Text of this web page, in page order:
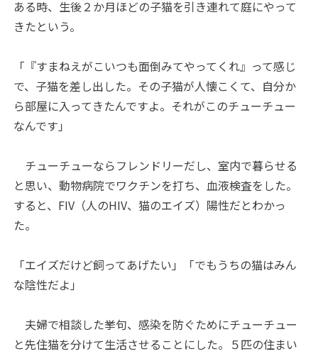
ある時、生後２か月ほどの子猫を引き連れて庭にやって
きたという。
「『すまねえがこいつも面倒みてやってくれ』って感じ
で、子猫を差し出した。その子猫が人懐こくて、自分か
ら部屋に入ってきたんですよ。それがこのチューチュー
なんです」
チューチューならフレンドリーだし、室内で暮らせる
と思い、動物病院でワクチンを打ち、血液検査をした。
すると、FIV（人のHIV、猫のエイズ）陽性だとわかっ
た。
「エイズだけど飼ってあげたい」「でもうちの猫はみん
な陰性だよ」
夫婦で相談した挙句、感染を防ぐためにチューチュー
と先住猫を分けて生活させることにした。５匹の住まい